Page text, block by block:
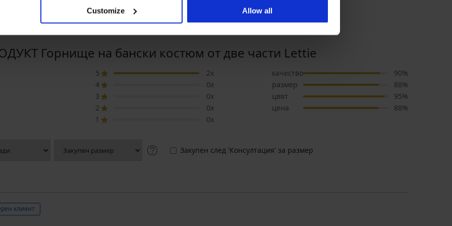
Customize Allow all
Горнище на бански костюм от две части Lettie
5
2x
4
0x
3
0x
2
0x
1
0x
качество
90%
размер
88%
цвят
95%
цена
88%
Закупен след 'Консултация' за размер
клиент